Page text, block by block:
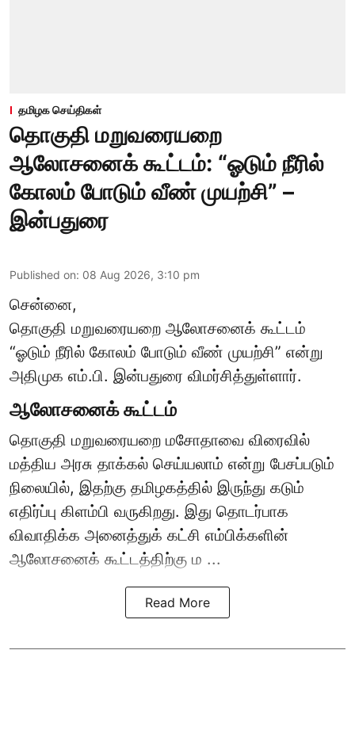
தமிழக செய்திகள்
தொகுதி மறுவரையறை
ஆலோசனைக் கூட்டம்: “ஓடும் நீரில்
கோலம் போடும் வீண் முயற்சி” –
இன்பதுரை
Published on: 08 Aug 2026, 3:10 pm
சென்னை,
தொகுதி மறுவரையறை ஆலோசனைக் கூட்டம்
“ஓடும் நீரில் கோலம் போடும் வீண் முயற்சி” என்று
அதிமுக எம்.பி. இன்பதுரை விமர்சித்துள்ளார்.
ஆலோசனைக் கூட்டம்
தொகுதி மறுவரையறை மசோதாவை விரைவில்
மத்திய அரசு தாக்கல் செய்யலாம் என்று பேசப்படும்
நிலையில், இதற்கு தமிழகத்தில் இருந்து கடும்
எதிர்ப்பு கிளம்பி வருகிறது. இது தொடர்பாக
விவாதிக்க அனைத்துக் கட்சி எம்பிக்களின்
ஆலோசனைக் கூட்டத்திற்கு ம ...
Read More